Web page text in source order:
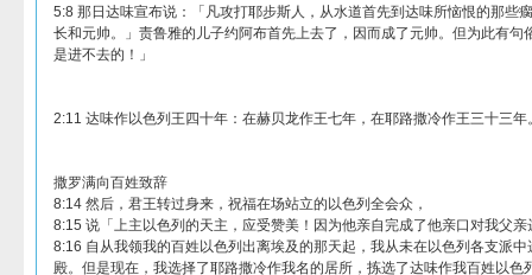
5:8 那日达味宣布说：「凡攻打耶步斯人，从水道首先到达味所恼恨的那些
长和元帅。」责鲁雅的儿子约阿布首先上去了，因而成了元帅。但为此有句
是进不去的！」
2:11 达味作以色列王四十年：在赫贝龙作王七年，在耶路撒冷作王三十三年
撒罗满向百姓致辞
8:14 然后，君王转过身来，祝福在场站立的以色列全会众，
8:15 说「上主以色列的天主，应受赞美！因为他亲自完成了他亲口对我父
8:16 自从我领我的百姓以色列出离埃及的那天起，我从未在以色列各支派
殿。但是现在，我选择了耶路撒冷作我名的居所，拣选了达味作我百姓以色